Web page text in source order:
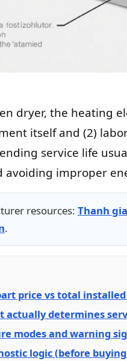
dryer, the heating
itself and (2)
service life
avoiding improper
resources: Thanh
.
price vs total
actually determines
modes and warning
logic (before